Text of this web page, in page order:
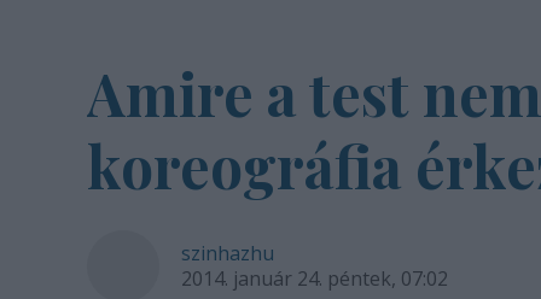
Amire a test
koreográfia
szinhazhu
2014. január 24. péntek, 07:02